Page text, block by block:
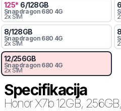
125* 6/128GB
Snapdragon 680 4G
2x SIM
6
8/128GB
Snapdragon 680 4G
2x SIM
8
12/256GB
Snapdragon 680 4G
2x SIM
Specifikacija
Honor X7b 12GB,